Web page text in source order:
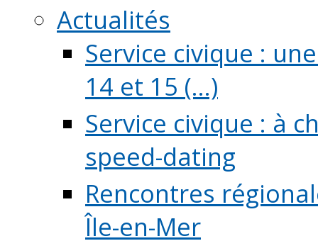
Actualités
Service civique :
14 et 15 (...)
Service civique : à
speed-dating
Rencontres
Île-en-Mer